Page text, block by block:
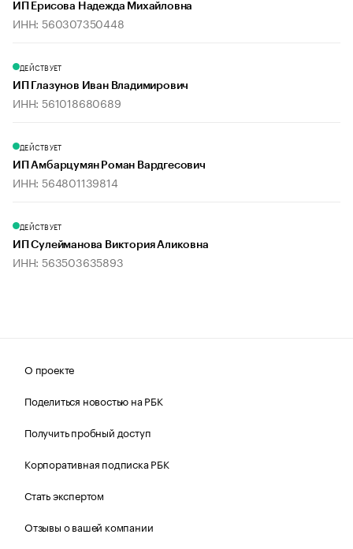
ИП Ерисова Надежда Михайловна
ИНН: 560307350448
ДЕЙСТВУЕТ
ИП Глазунов Иван Владимирович
ИНН: 561018680689
ДЕЙСТВУЕТ
ИП Амбарцумян Роман Вардгесович
ИНН: 564801139814
ДЕЙСТВУЕТ
ИП Сулейманова Виктория Аликовна
ИНН: 563503635893
О проекте
Поделиться новостью на РБК
Получить пробный доступ
Корпоративная подписка РБК
Стать экспертом
Отзывы о вашей компании